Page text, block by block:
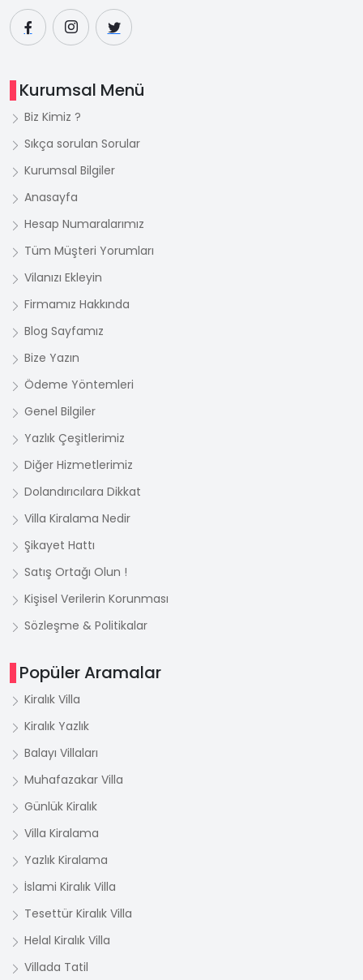
Kurumsal Menü
Biz Kimiz ?
Sıkça sorulan Sorular
Kurumsal Bilgiler
Anasayfa
Hesap Numaralarımız
Tüm Müşteri Yorumları
Vilanızı Ekleyin
Firmamız Hakkında
Blog Sayfamız
Bize Yazın
Ödeme Yöntemleri
Genel Bilgiler
Yazlık Çeşitlerimiz
Diğer Hizmetlerimiz
Dolandırıcılara Dikkat
Villa Kiralama Nedir
Şikayet Hattı
Satış Ortağı Olun !
Kişisel Verilerin Korunması
Sözleşme & Politikalar
Popüler Aramalar
Kiralık Villa
Kiralık Yazlık
Balayı Villaları
Muhafazakar Villa
Günlük Kiralık
Villa Kiralama
Yazlık Kiralama
İslami Kiralık Villa
Tesettür Kiralık Villa
Helal Kiralık Villa
Villada Tatil